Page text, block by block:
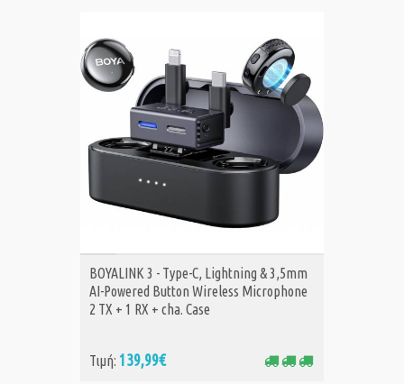
ΑΓΟΡΑ
BOYALINK 3 - Type-C, Lightning & 3,5mm
AI-Powered Button Wireless Microphone
2 TX + 1 RX + cha. Case
Τιμή: 139,99€